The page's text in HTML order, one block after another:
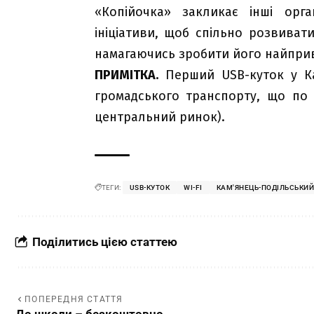
«Копійочка» закликає інші
ініціативи, щоб спільно
намагаючись зробити його
ПРИМІТКА.Перший USB-куток у
громадського транспорту, що
центральний ринок).
ТЕГИ: USB-КУТОК WI-FI КАМ'ЯНЕЦЬ-ПОДІЛЬСЬКИЙ
Поділитись цією статтею
ПОПЕРЕДНЯ СТАТТЯ